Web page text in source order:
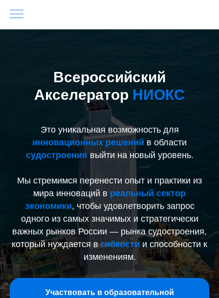
Всероссийский
Акселератор НИОКС
Это уникальная возможность для
инновационных решений в области
судостроениявыйти на новый уровень.
Мы стремимся перенести опыт и практики из
мира инноваций в реальный сектор
экономики, чтобы удовлетворить запрос
одного из самых значимых и стратегически
важных рынков России — рынка судостроения,
который нуждается вгибкостии способности к
изменениям.
Участвовать в образовательной